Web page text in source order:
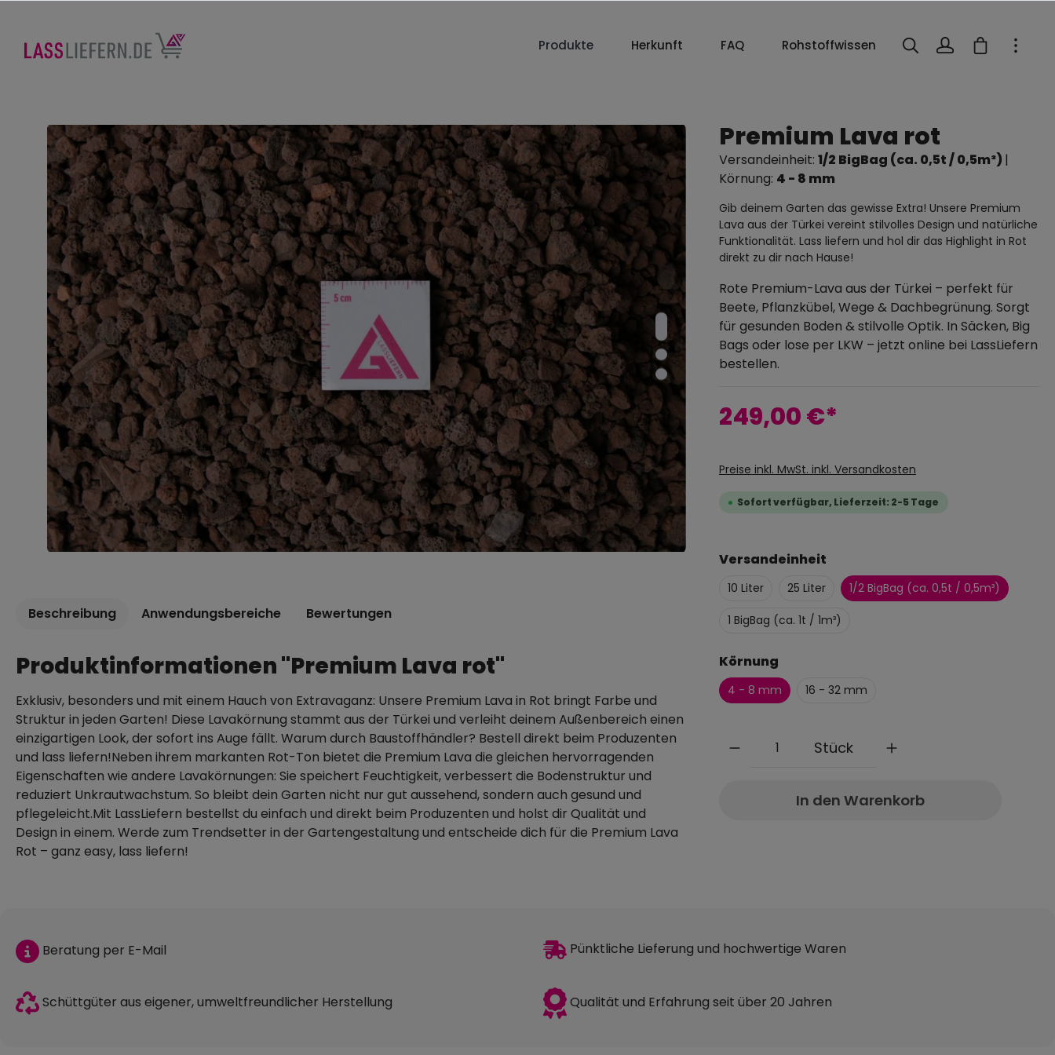
Produkte Herkunft FAQ Rohstoffwissen
Premium Lava rot
Versandeinheit: 1/2 BigBag (ca. 0,5t / 0,5m³) |
Körnung: 4 - 8 mm
Gib deinem Garten das gewisse Extra! Unsere Premium
Lava aus der Türkei vereint stilvolles Design und natürliche
Funktionalität. Lass liefern und hol dir das Highlight in Rot
direkt zu dir nach Hause!
Rote Premium-Lava aus der Türkei – perfekt für
Beete, Pflanzkübel, Wege & Dachbegrünung. Sorgt
für gesunden Boden & stilvolle Optik. In Säcken, Big
Bags oder lose per LKW – jetzt online bei LassLiefern
bestellen.
249,00 €*
Preise inkl. MwSt. inkl. Versandkosten
Sofort verfügbar, Lieferzeit: 2-5 Tage
Versandeinheit
10 Liter 25 Liter 1/2 BigBag (ca. 0,5t / 0,5m³)
1 BigBag (ca. 1t / 1m³)
Körnung
4 - 8 mm 16 - 32 mm
Stück
In den Warenkorb
Beschreibung Anwendungsbereiche Bewertungen
Produktinformationen "Premium Lava rot"
Exklusiv, besonders und mit einem Hauch von Extravaganz: Unsere Premium Lava in Rot bringt Farbe und
Struktur in jeden Garten! Diese Lavakörnung stammt aus der Türkei und verleiht deinem Außenbereich einen
einzigartigen Look, der sofort ins Auge fällt. Warum durch Baustoffhändler? Bestell direkt beim Produzenten
und lass liefern!Neben ihrem markanten Rot-Ton bietet die Premium Lava die gleichen hervorragenden
Eigenschaften wie andere Lavakörnungen: Sie speichert Feuchtigkeit, verbessert die Bodenstruktur und
reduziert Unkrautwachstum. So bleibt dein Garten nicht nur gut aussehend, sondern auch gesund und
pflegeleicht.Mit LassLiefern bestellst du einfach und direkt beim Produzenten und holst dir Qualität und
Design in einem. Werde zum Trendsetter in der Gartengestaltung und entscheide dich für die Premium Lava
Rot – ganz easy, lass liefern!
Beratung per E-Mail
Schüttgüter aus eigener, umweltfreundlicher Herstellung
Pünktliche Lieferung und hochwertige Waren
Qualität und Erfahrung seit über 20 Jahren